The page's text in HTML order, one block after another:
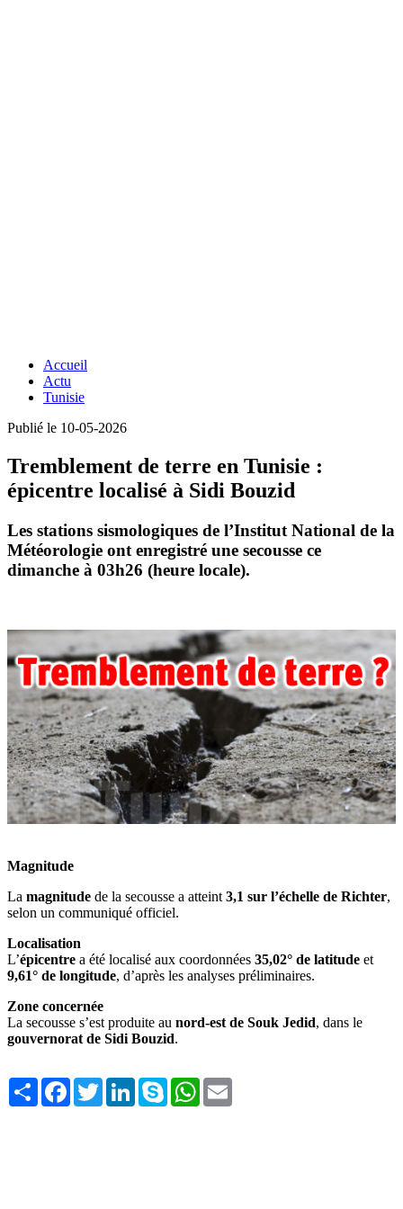
Accueil
Actu
Tunisie
Publié le 10-05-2026
Tremblement de terre en Tunisie :
épicentre localisé à Sidi Bouzid
Les stations sismologiques de l’Institut National de la
Météorologie ont enregistré une secousse ce
dimanche à 03h26 (heure locale).
Magnitude
La magnitude de la secousse a atteint 3,1 sur l’échelle de Richter,
selon un communiqué officiel.
Localisation
L’épicentre a été localisé aux coordonnées 35,02° de latitude et
9,61° de longitude, d’après les analyses préliminaires.
Zone concernée
La secousse s’est produite au nord-est de Souk Jedid, dans le
gouvernorat de Sidi Bouzid.
Share FacebookTwitterLinkedInSkype WhatsApp